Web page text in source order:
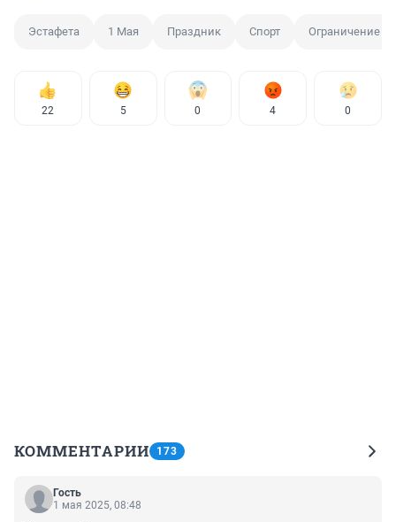
Эстафета 1 Мая Праздник Спорт Ограничение
22 5 0 4 0
КОММЕНТАРИИ 173
Гость
1 мая 2025, 08:48